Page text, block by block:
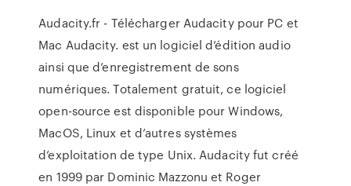
Audacity.fr - Télécharger Audacity pour PC et
Mac Audacity. est un logiciel d’édition audio
ainsi que d’enregistrement de sons
numériques. Totalement gratuit, ce logiciel
open-source est disponible pour Windows,
MacOS, Linux et d’autres systèmes
d’exploitation de type Unix. Audacity fut créé
en 1999 par Dominic Mazzonu et Roger